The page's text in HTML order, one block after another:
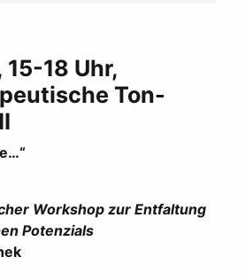
18 Uhr,
Ton-
Workshop zur Entfaltung
Potenzials